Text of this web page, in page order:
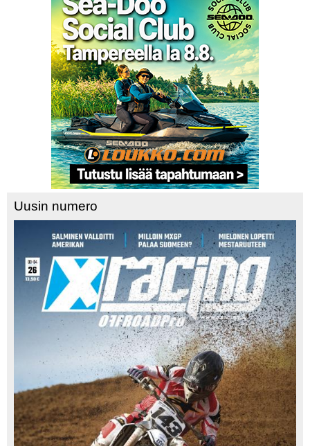
Uusin numero